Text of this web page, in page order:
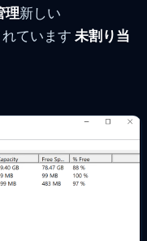
理新しい
ています 未割り当